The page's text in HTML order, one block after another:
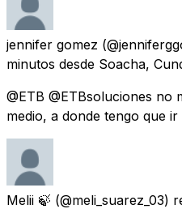
jennifer gomez
minutos desde Soacha,
@ETB @ETBsoluciones
medio, a donde tengo que
Melii 🍃 (@meli_suarez_03)